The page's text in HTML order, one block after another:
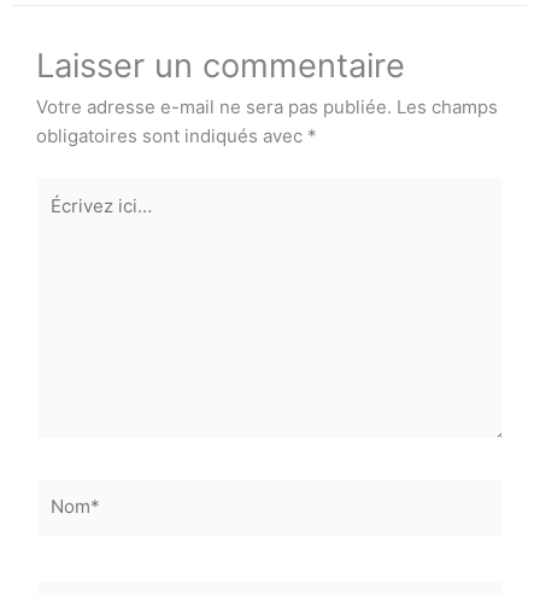
Laisser un commentaire
Votre adresse e-mail ne sera pas publiée. Les champs
obligatoires sont indiqués avec *
Écrivez
ici…